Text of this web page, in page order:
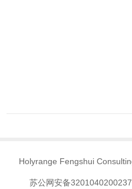
Holyrange Fengshui
苏公网安备